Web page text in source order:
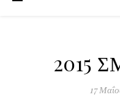
2015
17